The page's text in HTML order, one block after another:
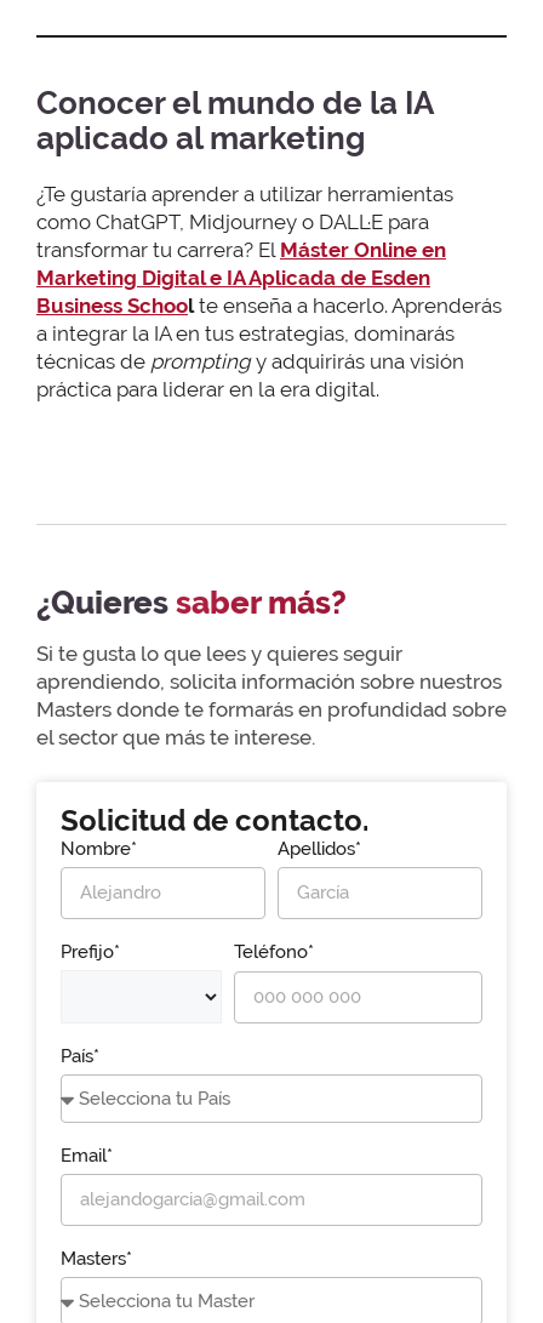
Conocer el mundo de la IA
aplicado al marketing
¿Te gustaría aprender a utilizar herramientas
como ChatGPT, Midjourney o DALL·E para
transformar tu carrera? El Máster Online en
Marketing Digital e IA Aplicada de Esden
Business Schoolte enseña a hacerlo. Aprenderás
a integrar la IA en tus estrategias, dominarás
técnicas de promptingy adquirirás una visión
práctica para liderar en la era digital.
¿Quieressaber más?
Si te gusta lo que lees y quieres seguir
aprendiendo, solicita información sobre nuestros
Masters donde te formarás en profundidad sobre
el sector que más te interese.
Solicitud de contacto.
Nombre* Apellidos*
Prefijo* Teléfono*
País*
Email*
Masters*